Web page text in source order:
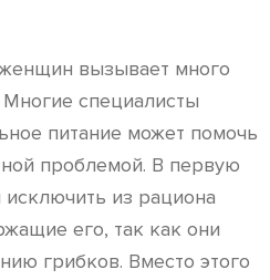
вызывает много
специалисты
питание может помочь
проблемой. В первую
из рациона
его, так как они
грибков. Вместо этого